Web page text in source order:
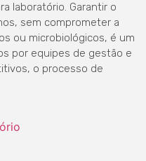
laboratório. Garantir o
sem comprometer a
ou microbiológicos, é um
por equipes de gestão e
o processo de